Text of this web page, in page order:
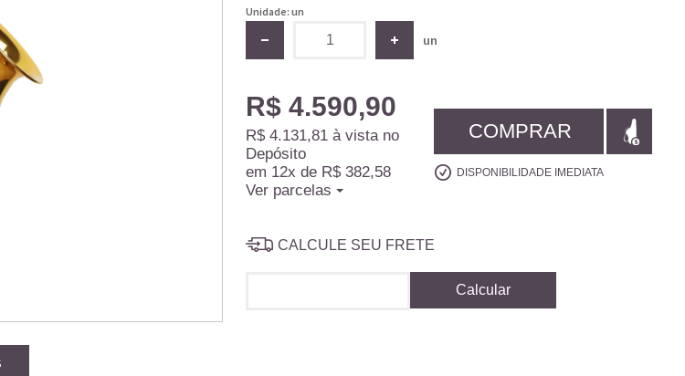
Unidade: un
un
R$ 4.590,90
R$ 4.131,81 à vista no
Depósito
em 12x de R$ 382,58
Ver parcelas
COMPRAR
DISPONIBILIDADE IMEDIATA
CALCULE SEU FRETE
Calcular